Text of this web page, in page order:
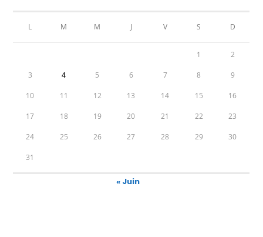
L M M J V S D
1 2
3 4 5 6 7 8 9
10 11 12 13 14 15 16
17 18 19 20 21 22 23
24 25 26 27 28 29 30
31
« Juin